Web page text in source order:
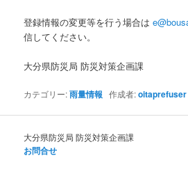
登録情報の変更等を行う場合は
信してください。
大分県防災局 防災対策企画課
カテゴリー:雨量情報 作成者:oitaprefuser
大分県防災局 防災対策企画課
お問合せ